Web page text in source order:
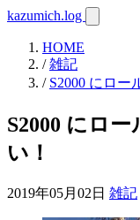
kazumich.log
HOME
/雑記
/ S2000 にロー
S2000 にロ
い！
2019年05月02日 雑記